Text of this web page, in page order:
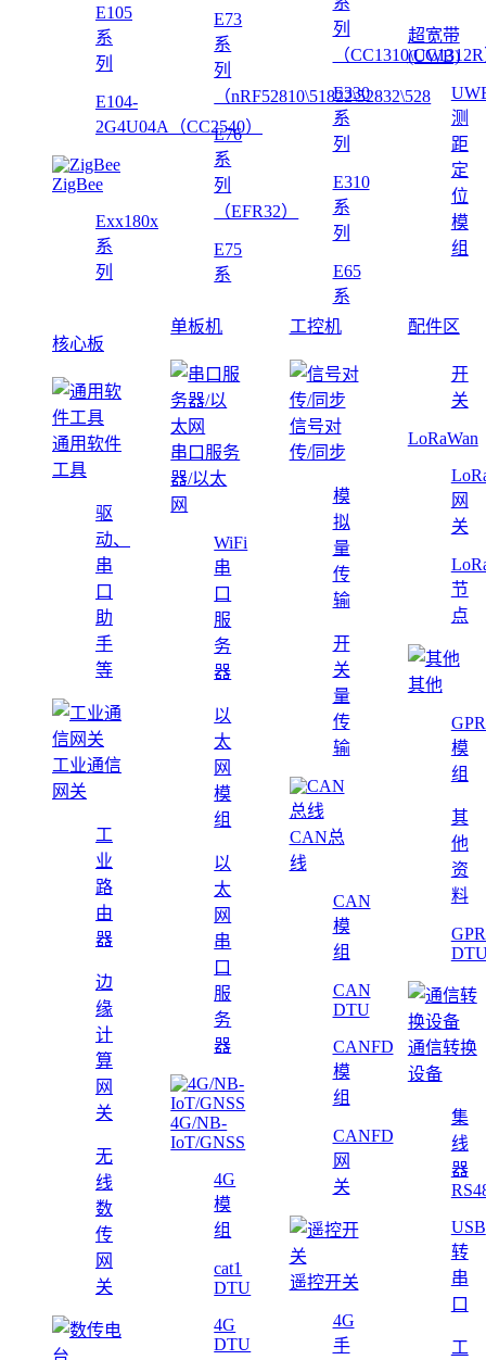
E105
系
列
E104-
2G4U04A（CC2540）
ZigBee
Exx180x
系
列
E73
系
列
（nRF52810\51822\52832\528
E76
系
列
（EFR32）
E75
系
列
（
E330
系
列
E310
系
列
E65
系
超宽带
(UWB)
测
距
定
位
模
组
核心板
单板机 工控机 配件区
通用软件
工具
驱
动、
串
口
助
手
等
工业通信
网关
工
业
路
由
器
边
缘
计
算
网
关
无
线
数
传
网
关
串口服务
器/以太
网
WiFi
串
口
服
务
器
以
太
网
模
组
以
太
网
串
口
服
务
器
4G/NB-
IoT/GNSS
4G
模
组
cat1
DTU
4G
DTU
信号对
传/同步
模
拟
量
传
输
开
关
量
传
输
CAN总
线
CAN
模
组
CAN
DTU
CANFD
模
组
CANFD
网
关
遥控开关
4G
手
开
关
LoRaWan
网
关
节
点
其他
模
组
其
他
资
料
通信转换
设备
集
线
器
USB
转
串
口
工